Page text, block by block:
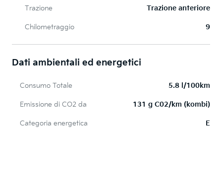
Trazione Trazione anteriore
Chilometraggio 9
Dati ambientali ed energetici
Consumo Totale 5.8 l/100km
Emissione di CO2 da 131 g C02/km (kombi)
Categoria energetica E